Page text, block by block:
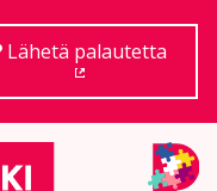
Lähetä palautetta